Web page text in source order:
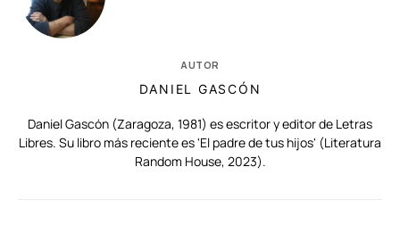
AUTOR
DANIEL GASCÓN
Daniel Gascón (Zaragoza, 1981) es escritor y editor de Letras
Libres. Su libro más reciente es 'El padre de tus hijos' (Literatura
Random House, 2023).